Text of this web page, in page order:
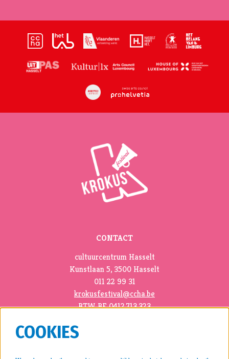
CONTACT
cultuurcentrum Hasselt
Kunstlaan 5, 3500 Hasselt
011 22 99 31
krokusfestival@ccha.be
BTW BE 0412.713.323
COOKIES